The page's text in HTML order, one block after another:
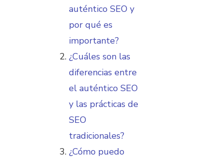
auténtico SEO y
por qué es
importante?
¿Cuáles son las
diferencias entre
el auténtico SEO
y las prácticas de
SEO
tradicionales?
¿Cómo puedo